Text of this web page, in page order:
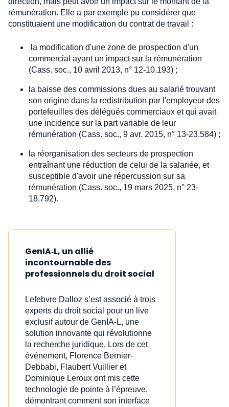
rémunération. Elle a par exemple pu considérer que
constituaient une modification du contrat de travail :
la modification d'une zone de prospection d'un
commercial ayant un impact sur la rémunération
(Cass. soc., 10 avril 2013, n° 12-10.193) ;
la baisse des commissions dues au salarié trouvant
son origine dans la redistribution par l'employeur des
portefeuilles des délégués commerciaux et qui avait
une incidence sur la part variable de leur
rémunération (Cass. soc., 9 avr. 2015, n° 13-23.584) ;
la réorganisation des secteurs de prospection
entraînant une réduction de celui de la salariée, et
susceptible d'avoir une répercussion sur sa
rémunération (Cass. soc., 19 mars 2025, n° 23-
18.792).
GenIA‑L, un allié
incontournable des
professionnels du droit social
Lefebvre Dalloz s’est associé à trois
experts du droit social pour un live
exclusif autour de GenIA‑L, une
solution innovante qui révolutionne
la recherche juridique. Lors de cet
événement, Florence Bernier-
Debbabi, Flaubert Vuillier et
Dominique Leroux ont mis cette
technologie de pointe à l’épreuve,
démontrant comment son interface